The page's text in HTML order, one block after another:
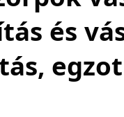
és